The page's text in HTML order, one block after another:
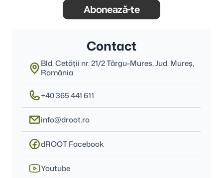
Abonează-te
Contact
Bld. Cetății nr. 21/2 Târgu-Mures, Jud. Mureş,
România
+40 365 441 611
info@droot.ro
dROOT Facebook
Youtube